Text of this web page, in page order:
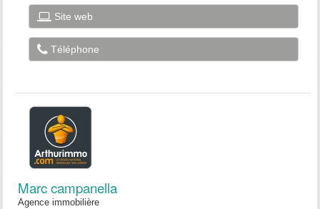
Site web
Téléphone
Marc campanella
Agence immobilière